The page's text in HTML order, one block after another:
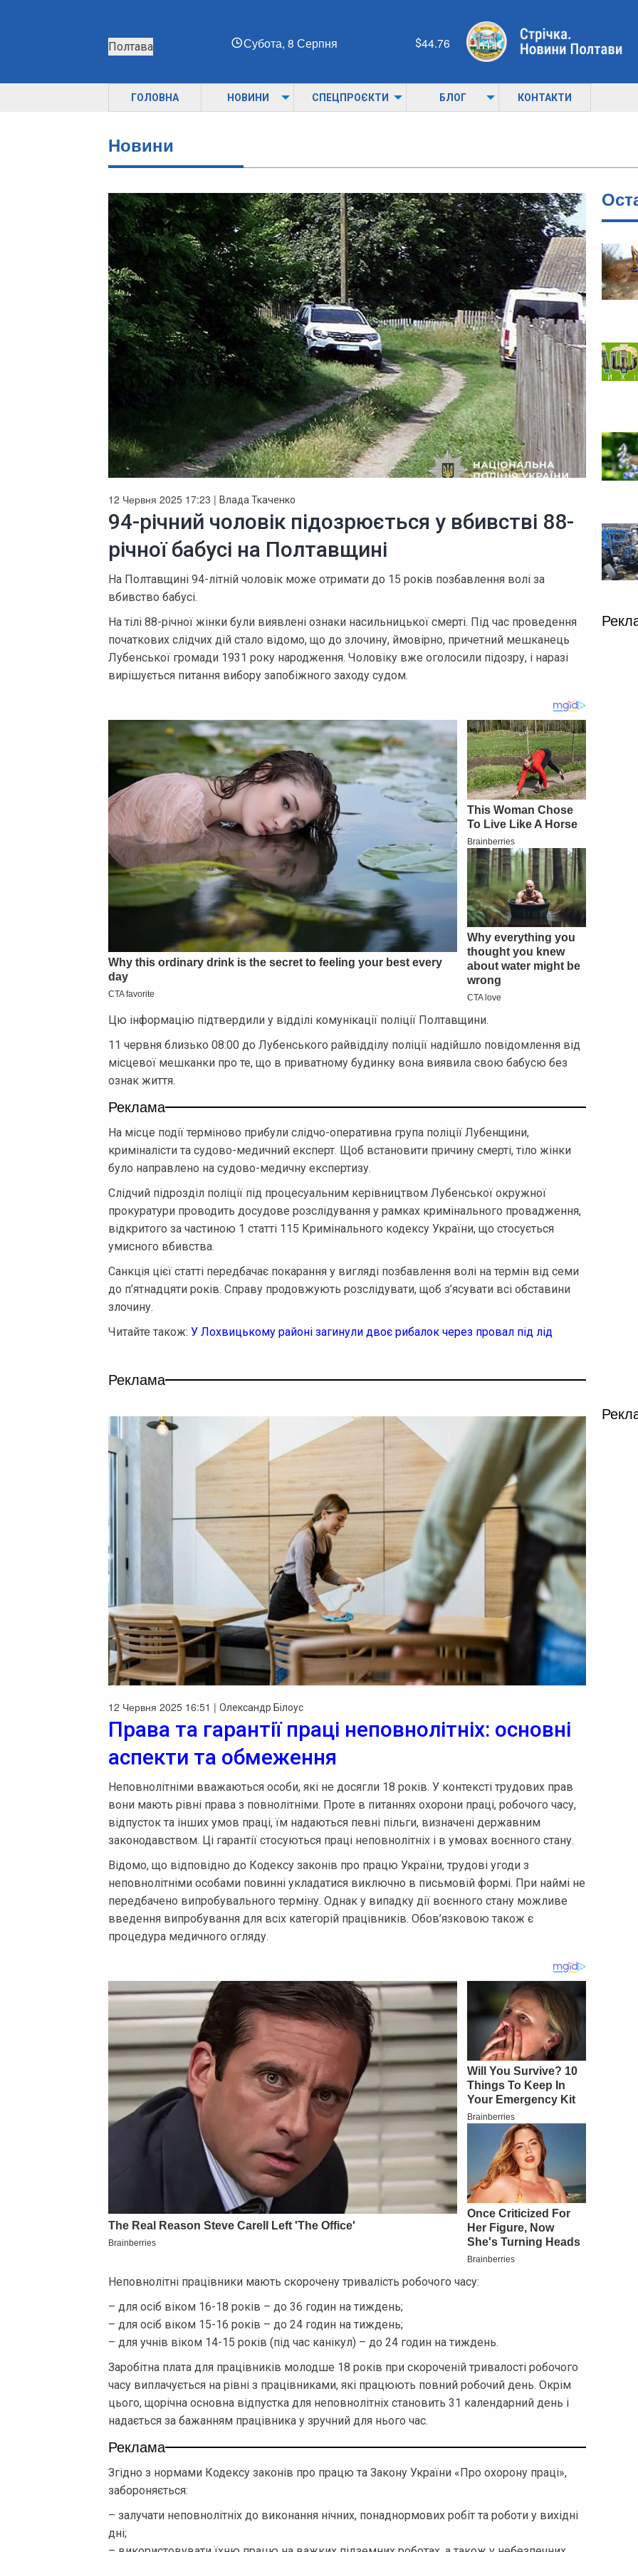
Полтава Субота, 8 Серпня 44.76
ГОЛОВНА НОВИНИ СПЕЦПРОЄКТИ БЛОГ КОНТАКТИ
Новини
12 Червня 2025 17:23 | Влада Ткаченко
94-річний чоловік підозрюється у вбивстві 88-
річної бабусі на Полтавщині
На Полтавщині 94-літній чоловік може отримати до 15 років позбавлення волі за
вбивство бабусі.
На тілі 88-річної жінки були виявлені ознаки насильницької смерті. Під час проведення
початкових слідчих дій стало відомо, що до злочину, ймовірно, причетний мешканець
Лубенської громади 1931 року народження. Чоловіку вже оголосили підозру, і наразі
вирішується питання вибору запобіжного заходу судом.
Цю інформацію підтвердили у відділі комунікації поліції Полтавщини.
11 червня близько 08:00 до Лубенського райвідділу поліції надійшло повідомлення від
місцевої мешканки про те, що в приватному будинку вона виявила свою бабусю без
ознак життя.
Реклама
На місце події терміново прибули слідчо-оперативна група поліції Лубенщини,
криміналісти та судово-медичний експерт. Щоб встановити причину смерті, тіло жінки
було направлено на судово-медичну експертизу.
Слідчий підрозділ поліції під процесуальним керівництвом Лубенської окружної
прокуратури проводить досудове розслідування у рамках кримінального провадження,
відкритого за частиною 1 статті 115 Кримінального кодексу України, що стосується
умисного вбивства.
Санкція цієї статті передбачає покарання у вигляді позбавлення волі на термін від семи
до п’ятнадцяти років. Справу продовжують розслідувати, щоб з’ясувати всі обставини
злочину.
Читайте також: У Лохвицькому районі загинули двоє рибалок через провал під лід
Реклама
12 Червня 2025 16:51 | Олександр Білоус
Права та гарантії праці неповнолітніх: основні
аспекти та обмеження
Неповнолітніми вважаються особи, які не досягли 18 років. У контексті трудових прав
вони мають рівні права з повнолітніми. Проте в питаннях охорони праці, робочого часу,
відпусток та інших умов праці, їм надаються певні пільги, визначені державним
законодавством. Ці гарантії стосуються праці неповнолітніх і в умовах воєнного стану.
Відомо, що відповідно до Кодексу законів про працю України, трудові угоди з
неповнолітніми особами повинні укладатися виключно в письмовій формі. При наймі не
передбачено випробувального терміну. Однак у випадку дії воєнного стану можливе
введення випробування для всіх категорій працівників. Обов’язковою також є
процедура медичного огляду.
Неповнолітні працівники мають скорочену тривалість робочого часу:
– для осіб віком 16-18 років – до 36 годин на тиждень;
– для осіб віком 15-16 років – до 24 годин на тиждень;
– для учнів віком 14-15 років (під час канікул) – до 24 годин на тиждень.
Заробітна плата для працівників молодше 18 років при скороченій тривалості робочого
часу виплачується на рівні з працівниками, які працюють повний робочий день. Окрім
цього, щорічна основна відпустка для неповнолітніх становить 31 календарний день і
надається за бажанням працівника у зручний для нього час.
Реклама
Згідно з нормами Кодексу законів про працю та Закону України «Про охорону праці»,
забороняється:
– залучати неповнолітніх до виконання нічних, понаднормових робіт та роботи у вихідні
дні;